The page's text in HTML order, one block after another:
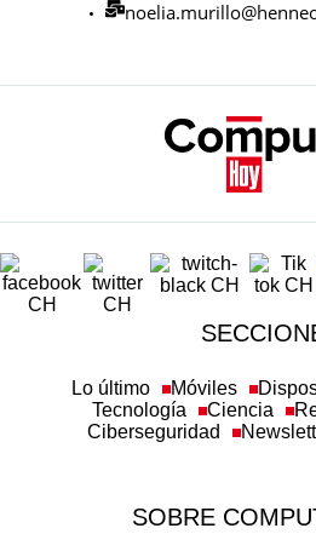
Lo último Móviles
Tecnología
Ciencia
Ciberseguridad
SOBRE